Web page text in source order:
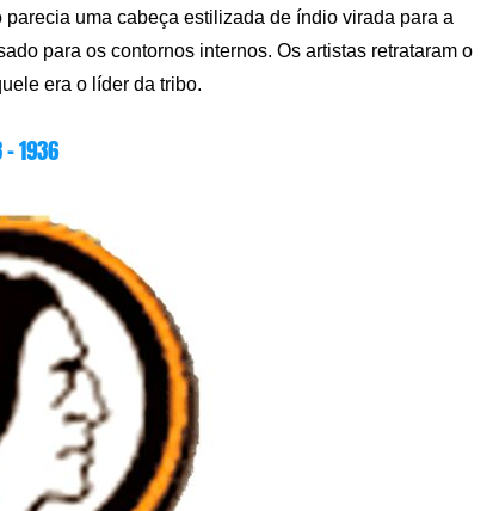
uma cabeça estilizada de índio virada para a
para os contornos internos. Os artistas retrataram o
era o líder da tribo.
1936